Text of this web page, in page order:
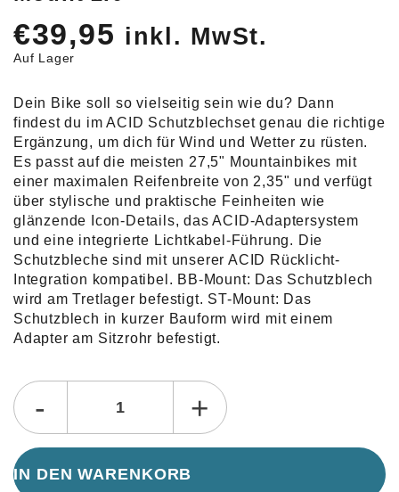
€39,95 inkl. MwSt.
Auf Lager
Dein Bike soll so vielseitig sein wie du? Dann
findest du im ACID Schutzblechset genau die richtige
Ergänzung, um dich für Wind und Wetter zu rüsten.
Es passt auf die meisten 27,5" Mountainbikes mit
einer maximalen Reifenbreite von 2,35" und verfügt
über stylische und praktische Feinheiten wie
glänzende Icon-Details, das ACID-Adaptersystem
und eine integrierte Lichtkabel-Führung. Die
Schutzbleche sind mit unserer ACID Rücklicht-
Integration kompatibel. BB-Mount: Das Schutzblech
wird am Tretlager befestigt. ST-Mount: Das
Schutzblech in kurzer Bauform wird mit einem
Adapter am Sitzrohr befestigt.
- +
IN DEN WARENKORB